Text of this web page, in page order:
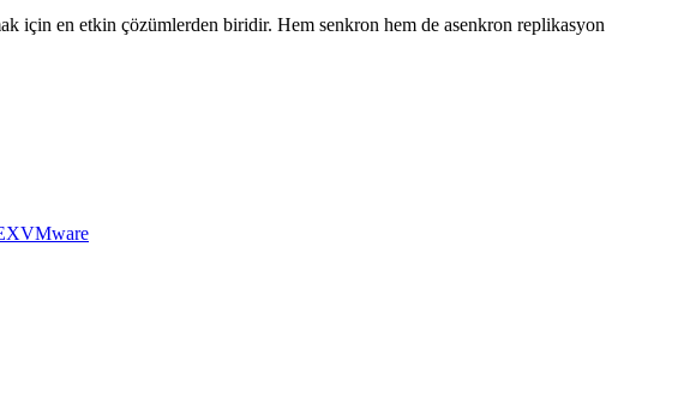
için en etkin çözümlerden biridir. Hem senkron hem de asenkron replikasyon
VMware